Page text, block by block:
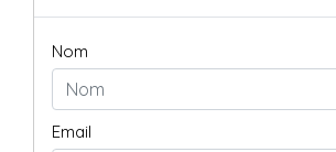
Nom
Email